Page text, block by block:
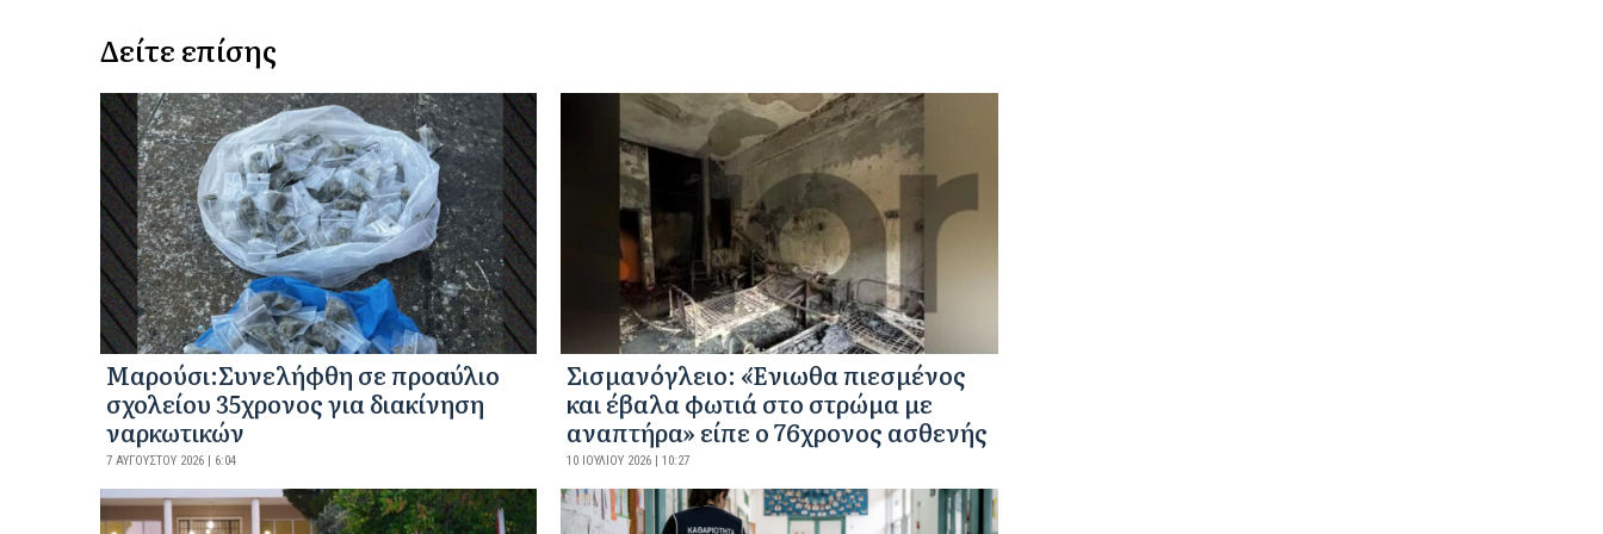
Δείτε επίσης
Μαρούσι:Συνελήφθη σε προαύλιο
σχολείου 35χρονος για διακίνηση
ναρκωτικών
7 ΑΥΓΟΎΣΤΟΥ 2026 | 6:04
Σισμανόγλειο: «Ένιωθα πιεσμένος
και έβαλα φωτιά στο στρώμα με
αναπτήρα» είπε ο 76χρονος ασθενής
10 ΙΟΥΛΊΟΥ 2026 | 10:27